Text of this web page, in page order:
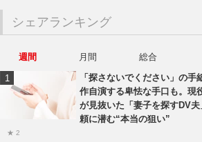
シェアランキング
週間 月間
総合
「探さないでください」の手
作自演する卑怯な手口も。現
が見抜いた「妻子を探すDV夫
頼に潜む“本当の狙い”
★ 2